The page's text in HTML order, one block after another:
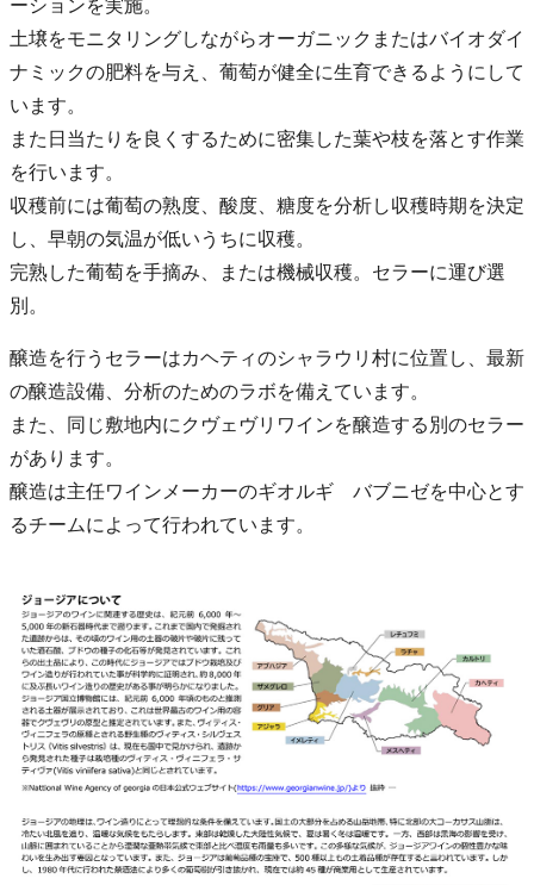
ーションを実施。
土壌をモニタリングしながらオーガニックまたはバイオダイ
ナミックの肥料を与え、葡萄が健全に生育できるようにして
います。
また日当たりを良くするために密集した葉や枝を落とす作業
を行います。
収穫前には葡萄の熟度、酸度、糖度を分析し収穫時期を決定
し、早朝の気温が低いうちに収穫。
完熟した葡萄を手摘み、または機械収穫。セラーに運び選
別。
醸造を行うセラーはカヘティのシャラウリ村に位置し、最新
の醸造設備、分析のためのラボを備えています。
また、同じ敷地内にクヴェヴリワインを醸造する別のセラー
があります。
醸造は主任ワインメーカーのギオルギ バブニゼを中心とす
るチームによって行われています。